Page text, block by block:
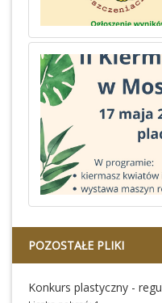
POZOSTAŁE PLIKI
Konkurs plastyczny -